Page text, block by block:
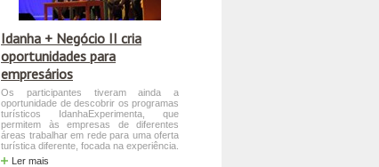
Idanha + Negócio II cria
oportunidades para
empresários
Os participantes tiveram ainda a
oportunidade de descobrir os programas
turísticos IdanhaExperimenta, que
permitem às empresas de diferentes
áreas trabalhar em rede para uma oferta
turística diferente, focada na experiência.
Ler mais